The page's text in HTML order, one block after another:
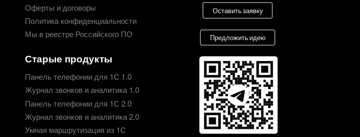
Оферты и договоры
Политика конфиденциальности
Мы в реестре Российского ПО
Старые продукты
Панель телефонии для 1С 1.0
Журнал звонков и аналитика 1.0
Панель телефонии для 1С 2.0
Журнал звонков и аналитика 2.0
Умная маршрутизация из 1С
Оставить заявку
Предложить идею